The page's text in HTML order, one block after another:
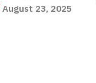
August 23, 2025